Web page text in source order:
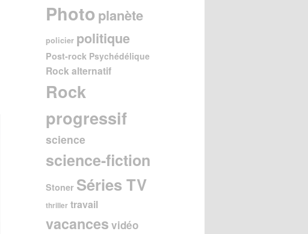
Photo planète
policier politique
Post-rock Psychédélique
Rock alternatif
Rock
progressif
science
science-fiction
Stoner Séries TV
thriller travail
vacances vidéo